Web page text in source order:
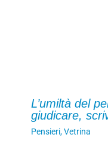
L’umiltà del
giudicare,
Pensieri,Vetrina